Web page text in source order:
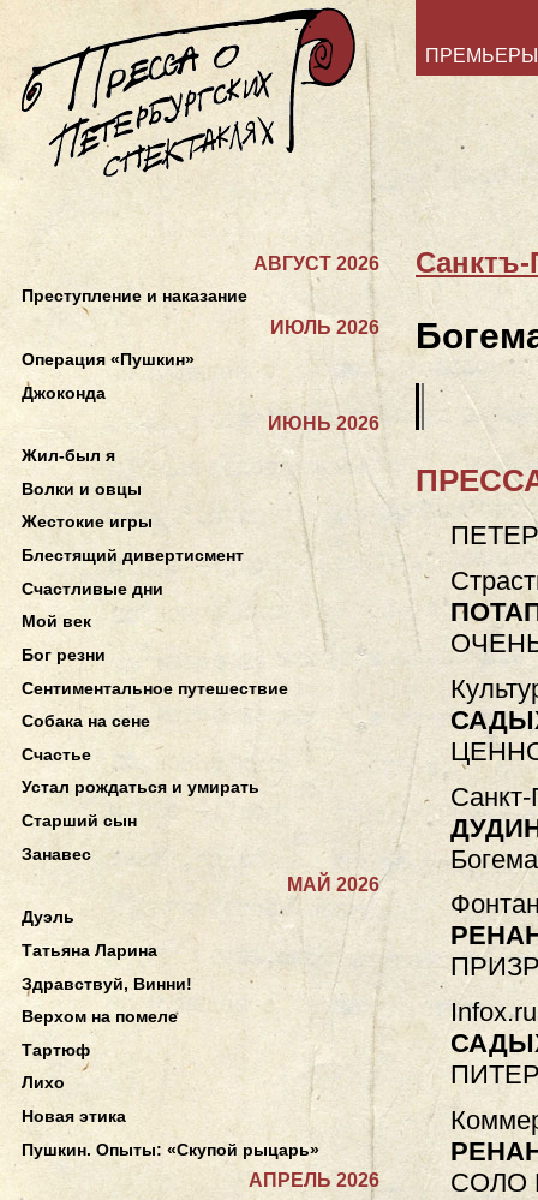
ПРЕМЬЕРЫ
СОЛО
АВГУСТ 2026
Преступление и наказание
ИЮЛЬ 2026
Операция «Пушкин»
Джоконда
ИЮНЬ 2026
Жил-был я
Волки и овцы
Жестокие игры
Блестящий дивертисмент
Счастливые дни
Мой век
Бог резни
Сентиментальное путешествие
Собака на сене
Счастье
Устал рождаться и умирать
Старший сын
Занавес
МАЙ 2026
Дуэль
Татьяна Ларина
Здравствуй, Винни!
Верхом на помеле
Тартюф
Лихо
Новая этика
Пушкин. Опыты: «Скупой рыцарь»
АПРЕЛЬ 2026